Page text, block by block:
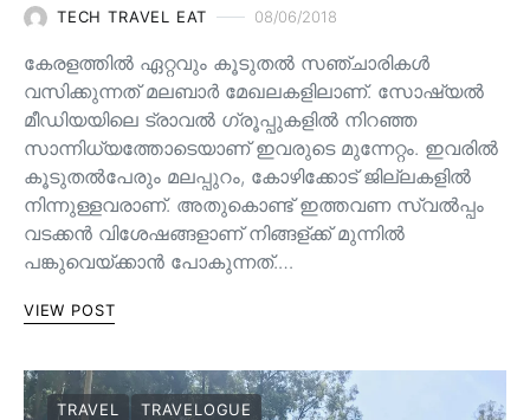
TECH TRAVEL EAT 08/06/2018
കേരളത്തിൽ ഏറ്റവും കൂടുതൽ സഞ്ചാരികൾ
വസിക്കുന്നത് മലബാർ മേഖലകളിലാണ്. സോഷ്യൽ
മീഡിയയിലെ ട്രാവൽ ഗ്രൂപ്പുകളിൽ നിറഞ്ഞ
സാന്നിധ്യത്തോടെയാണ് ഇവരുടെ മുന്നേറ്റം. ഇവരിൽ
കൂടുതൽപേരും മലപ്പുറം, കോഴിക്കോട് ജില്ലകളിൽ
നിന്നുള്ളവരാണ്. അതുകൊണ്ട് ഇത്തവണ സ്വൽപ്പം
വടക്കൻ വിശേഷങ്ങളാണ് നിങ്ങള്ക്ക് മുന്നിൽ
പങ്കുവെയ്ക്കാൻ പോകുന്നത്.…
VIEW POST
TRAVEL TRAVELOGUE